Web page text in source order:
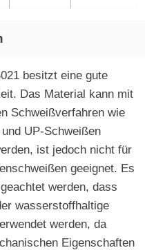
besitzt eine gute
Das Material kann mit
Schweißverfahren wie
UP-Schweißen
ist jedoch nicht für
geeignet. Es
werden, dass
wasserstoffhaltige
werden, da
Eigenschaften